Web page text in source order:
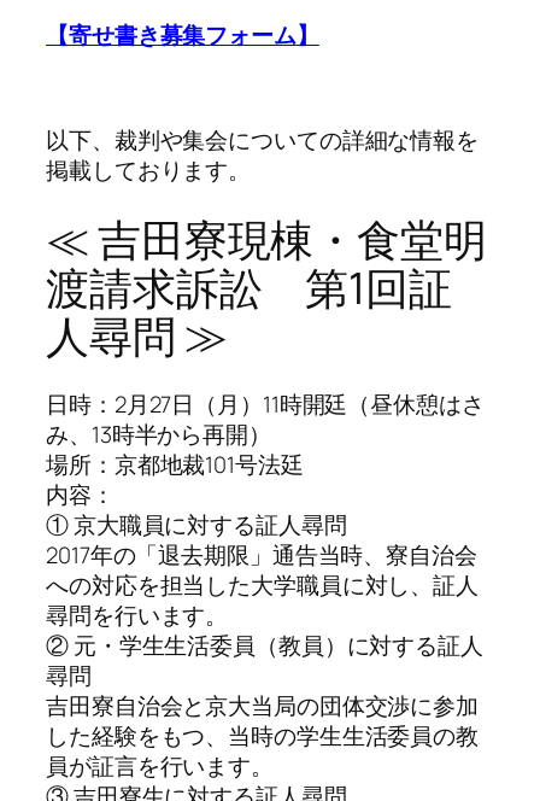
【寄せ書き募集フォーム】
以下、裁判や集会についての詳細な情報を
掲載しております。
≪ 吉田寮現棟・食堂明
渡請求訴訟 第1回証
人尋問 ≫
日時：2月27日（月）11時開廷（昼休憩はさ
み、13時半から再開）
場所：京都地裁101号法廷
内容：
① 京大職員に対する証人尋問
2017年の「退去期限」通告当時、寮自治会
への対応を担当した大学職員に対し、証人
尋問を行います。
② 元・学生生活委員（教員）に対する証人
尋問
吉田寮自治会と京大当局の団体交渉に参加
した経験をもつ、当時の学生生活委員の教
員が証言を行います。